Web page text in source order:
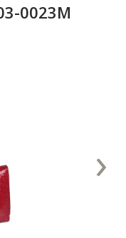
0023M
›